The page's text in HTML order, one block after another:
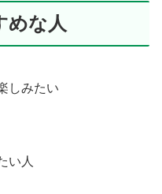
めな人
しみたい
い人